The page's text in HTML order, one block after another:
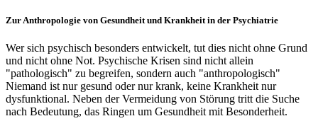
Zur Anthropologie von Gesundheit und Krankheit in der Psychiatrie
Wer sich psychisch besonders entwickelt, tut dies nicht ohne Grund
und nicht ohne Not. Psychische Krisen sind nicht allein
"pathologisch" zu begreifen, sondern auch "anthropologisch"
Niemand ist nur gesund oder nur krank, keine Krankheit nur
dysfunktional. Neben der Vermeidung von Störung tritt die Suche
nach Bedeutung, das Ringen um Gesundheit mit Besonderheit.